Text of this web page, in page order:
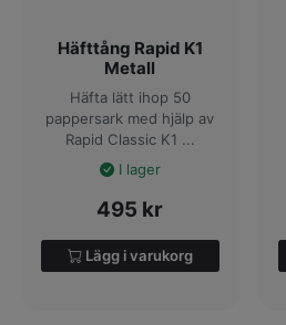
Häfttång Rapid K1
Metall
Häfta lätt ihop 50
pappersark med hjälp av
Rapid Classic K1 ...
I lager
495 kr
Lägg i varukorg